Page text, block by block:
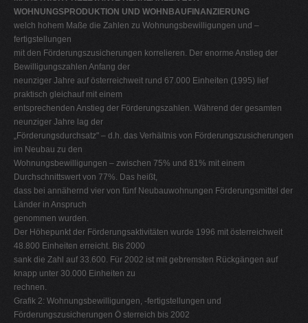
WOHNUNGSPRODUKTION UND WOHNBAUFINANZIERUNG
welch hohem Maße die Zahlen zu Wohnungsbewilligungen und –
fertigstellungen
mit den Förderungszusicherungen korrelieren. Der enorme Anstieg der
Bewilligungszahlen Anfang der
neunziger Jahre auf österreichweit rund 67.000 Einheiten (1995) lief
praktisch gleichauf mit einem
entsprechenden Anstieg der Förderungszahlen. Während der gesamten
neunziger Jahre lag der
„Förderungsdurchsatz" – d.h. das Verhältnis von Förderungszusicherungen
im Neubau zu den
Wohnungsbewilligungen – zwischen 75% und 81% mit einem
Durchschnittswert von 77%. Das heißt,
dass bei annähernd vier von fünf Neubauwohnungen Förderungsmittel der
Länder in Anspruch
genommen wurden.
Der Höhepunkt der Förderungsaktivitäten wurde 1996 mit österreichweit
48.800 Einheiten erreicht. Bis 2000
sank die Zahl auf 33.600. Für 2002 ist mit gebremsten Rückgängen auf
knapp unter 30.000 Einheiten zu
rechnen.
Grafik 2: Wohnungsbewilligungen, -fertigstellungen und
Förderungszusicherungen Ö sterreich bis 2002